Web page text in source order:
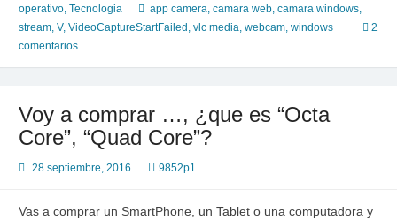
Player
como
WebCam
o
operativo, Tecnologia app camera, camara web, camara windows,
stream, V, VideoCaptureStartFailed , vlc media, webcam, windows
2
comentarios
Voy a comprar …, ¿que es “Octa
Core”, “Quad Core”?
28 septiembre, 2016 9852p1
Vas a comprar un SmartPhone, un Tablet o una computadora y